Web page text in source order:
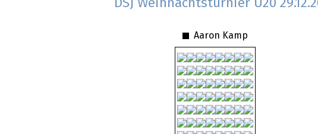
DSJ Weihnachtsturnier U20
Aaron Kamp